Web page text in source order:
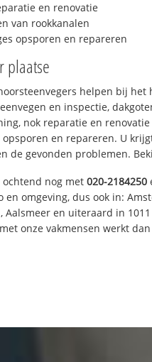
en renovatie
van rookkanalen
opsporen en repareren
plaatse
helpen bij het
en inspectie,
nok reparatie en
opsporen en repareren. U
de gevonden problemen.
ochtend nog met 020-2184250
en omgeving, dus ook in:
Aalsmeer en uiteraard in
onze vakmensen werkt